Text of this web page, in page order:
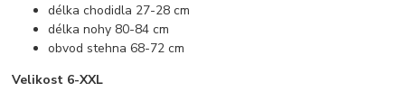
délka chodidla 27-28 cm
délka nohy 80-84 cm
obvod stehna 68-72 cm
Velikost 6-XXL